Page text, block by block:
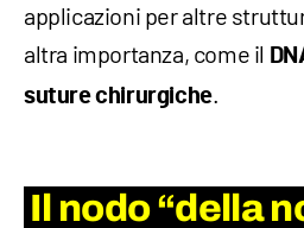
applicazioni per altre
altra importanza, come il
suture chirurgiche.
Il nodo “della